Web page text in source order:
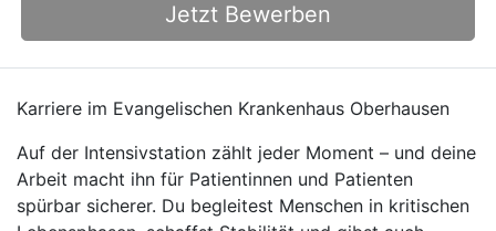
Jetzt Bewerben
Karriere im Evangelischen Krankenhaus Oberhausen
Auf der Intensivstation zählt jeder Moment – und deine
Arbeit macht ihn für Patientinnen und Patienten
spürbar sicherer. Du begleitest Menschen in kritischen